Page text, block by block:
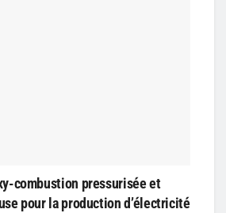
combustion pressurisée et
pour la production d’électricité